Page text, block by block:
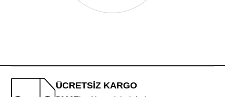
ÜCRETSİZ KARGO